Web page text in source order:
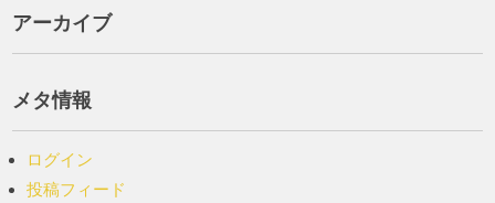
アーカイブ
メタ情報
ログイン
投稿フィード